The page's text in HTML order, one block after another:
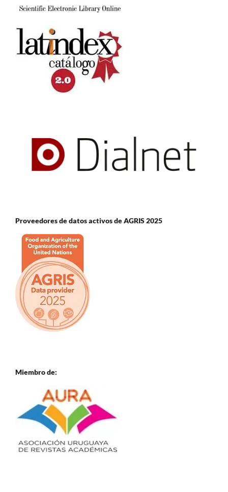
Proveedores de datos activos de AGRIS 2025
Miembro de: